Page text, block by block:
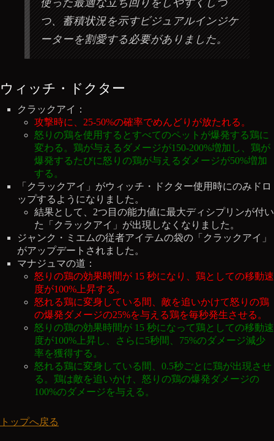
つ、蓄積状況を示すビジュアルインジケ
ーターを割愛する必要がありました。
ウィッチ・ドクター
クラックアイ：
攻撃時に、25-50%の確率でめんどりが放たれる。
怒りの鶏を使用するとすべてのペットが爆発する鶏に
変わる。鶏が与えるダメージが150-200%増加し、鶏が
爆発するたびに怒りの鶏が与えるダメージが50%増加
する。
「クラックアイ」がウィッチ・ドクター使用時にのみドロ
ップするようになりました。
結果として、2つ目の能力値に最大ディシプリンが付い
た「クラックアイ」が出現しなくなりました。
ジャンク・ミエムの従者アイテムの袋の「クラックアイ」
がアップデートされました。
マナジュマの道：
怒りの鶏の効果時間が 15 秒になり、鶏としての移動速
度が100%上昇する。
怒れる鶏に変身している間、敵を追いかけて怒りの鶏
の爆発ダメージの25%を与える鶏を毎秒発生させる。
怒りの鶏の効果時間が 15 秒になって鶏としての移動速
度が100%上昇し、さらに5秒間、75%のダメージ減少
率を獲得する。
怒れる鶏に変身している間、0.5秒ごとに鶏が出現させ
る。鶏は敵を追いかけ、怒りの鶏の爆発ダメージの
100%のダメージを与える。
トップへ戻る